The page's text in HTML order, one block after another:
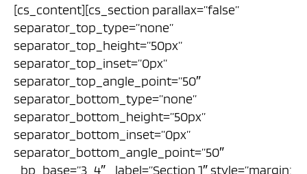
[cs_content][cs_section parallax=”false”
separator_top_type=”none”
separator_top_height=”50px”
separator_top_inset=”0px”
separator_top_angle_point=”50″
separator_bottom_type=”none”
separator_bottom_height=”50px”
separator_bottom_inset=”0px”
separator_bottom_angle_point=”50″
_bp_base=”3_4″ _label=”Section 1″ style=”margin: